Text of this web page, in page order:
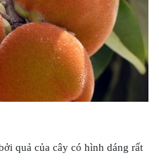
quả của cây có hình dáng rất